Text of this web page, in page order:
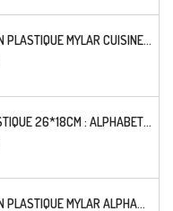
POCHOIR A4 EN PLASTIQUE MYLAR CUISINE RECETTE ALPHABET LETTRE 15 MM
POCHOIR PLASTIQUE 26*18CM : ALPHABET (14)
POCHOIR A4 EN PLASTIQUE MYLAR ALPHABET LETTRE TYPO CHARLEMAGNE